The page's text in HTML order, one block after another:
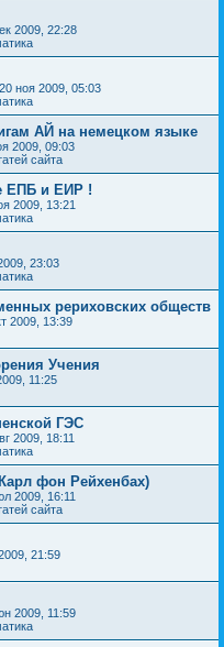
2009, 22:28
20 ноя 2009, 05:03
АЙ на немецком языке
2009, 09:03
сайта
ЕПБ и ЕИР !
2009, 13:21
23:03
рериховских обществ
2009, 13:39
Учения
11:25
ГЭС
2009, 18:11
фон Рейхенбах)
2009, 16:11
сайта
21:59
2009, 11:59